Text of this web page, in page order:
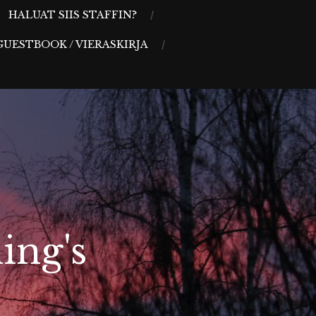
HALUAT SIIS STAFFIN?
/ VIERASKIRJA